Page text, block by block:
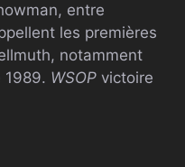
entre
les premières
notamment
1989. WSOP victoire